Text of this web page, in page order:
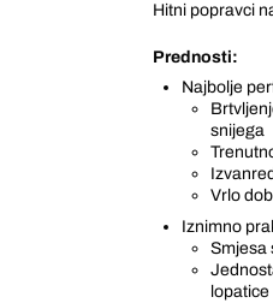
Hitni popravci
Prednosti:
Najbolje
snijega
Vrlo
Iznimno
Smjesa
lopatice